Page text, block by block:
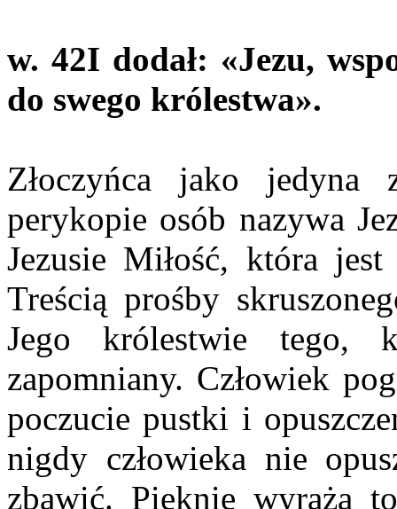
w. 42I dodał: «Jezu,
do swego królestwa».
Złoczyńca jako
perykopie osób nazywa
Jezusie Miłość, która
Treścią prośby
Jego królestwie tego,
zapomniany. Człowiek
poczucie pustki i
nigdy człowieka nie
zbawić. Pięknie wyraża